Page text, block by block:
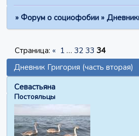
» Форум о социофобии »
Дневник Григория (часть вторая)
Страница: « 1 … 32 33 34
Севастьяна
Постояльцы